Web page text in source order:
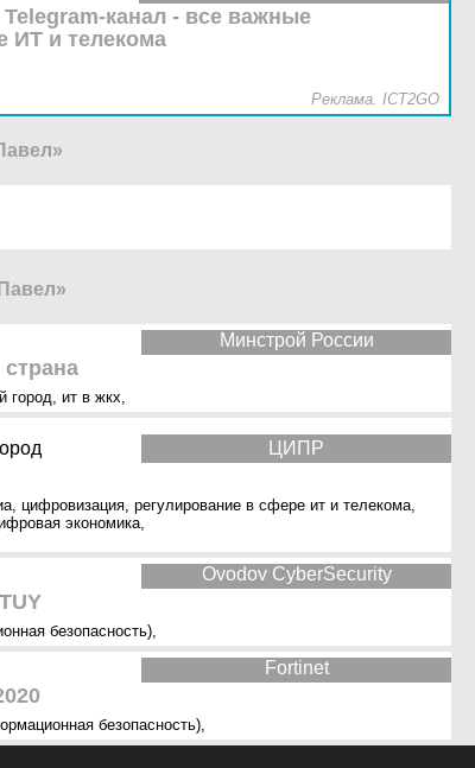
канал - все важные
ИТ и телекома
Реклама. ICT2GO
Минстрой России
город, ит в жкх,
ЦИПР
, цифровизация, регулирование в сфере ит и телекома,
экономика,
Ovodov CyberSecurity
безопасность),
Fortinet
безопасность),